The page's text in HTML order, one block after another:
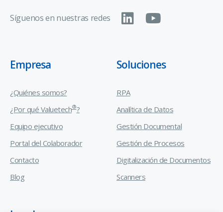
Síguenos en nuestras redes
Empresa
¿Quiénes somos?
¿Por qué Valuetech®?
Equipo ejecutivo
Portal del Colaborador
Contacto
Blog
Soluciones
RPA
Analítica de Datos
Gestión Documental
Gestión de Procesos
Digitalización de Documentos
Scanners